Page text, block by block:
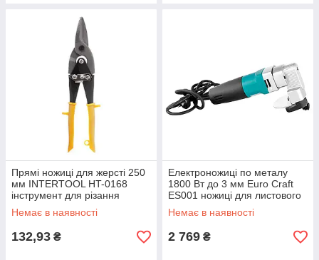
Прямі ножиці для жерсті 250
мм INTERTOOL HT-0168
інструмент для різання
металу
Немає в наявності
132,93 ₴
Електроножиці по металу
1800 Вт до 3 мм Euro Craft
ES001 ножиці для листового
металу
Немає в наявності
2 769 ₴